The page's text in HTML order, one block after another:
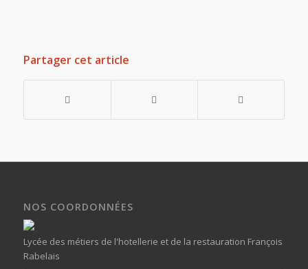
Partager cet article
NOS COORDONNÉES
Lycée des métiers de l'hotellerie et de la restauration François
Rabelais